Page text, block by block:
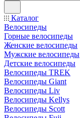
Каталог
Велосипеды
Горные велосипеды
Женские велосипеды
Мужские велосипеды
Детские велосипеды
Велосипеды TREK
Велосипеды Giant
Велосипеды Liv
Велосипеды Kellys
Велосипеды Scott